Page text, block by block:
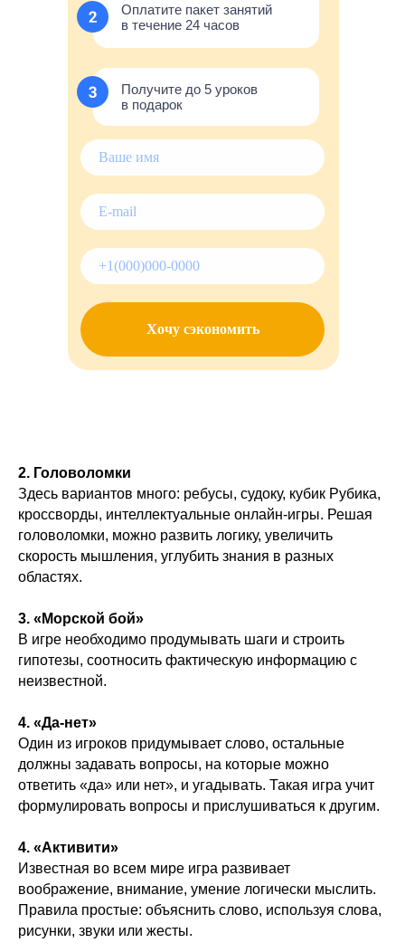
Оплатите пакет занятий
в течение 24 часов
Получите до 5 уроков
в подарок
Хочу сэкономить
2. Головоломки
Здесь вариантов много: ребусы, судоку, кубик Рубика,
кроссворды, интеллектуальные онлайн-игры. Решая
головоломки, можно развить логику, увеличить
скорость мышления, углубить знания в разных
областях.
3. «Морской бой»
В игре необходимо продумывать шаги и строить
гипотезы, соотносить фактическую информацию с
неизвестной.
4. «Да-нет»
Один из игроков придумывает слово, остальные
должны задавать вопросы, на которые можно
ответить «да» или нет», и угадывать. Такая игра учит
формулировать вопросы и прислушиваться к другим.
4. «Активити»
Известная во всем мире игра развивает
воображение, внимание, умение логически мыслить.
Правила простые: объяснить слово, используя слова,
рисунки, звуки или жесты.